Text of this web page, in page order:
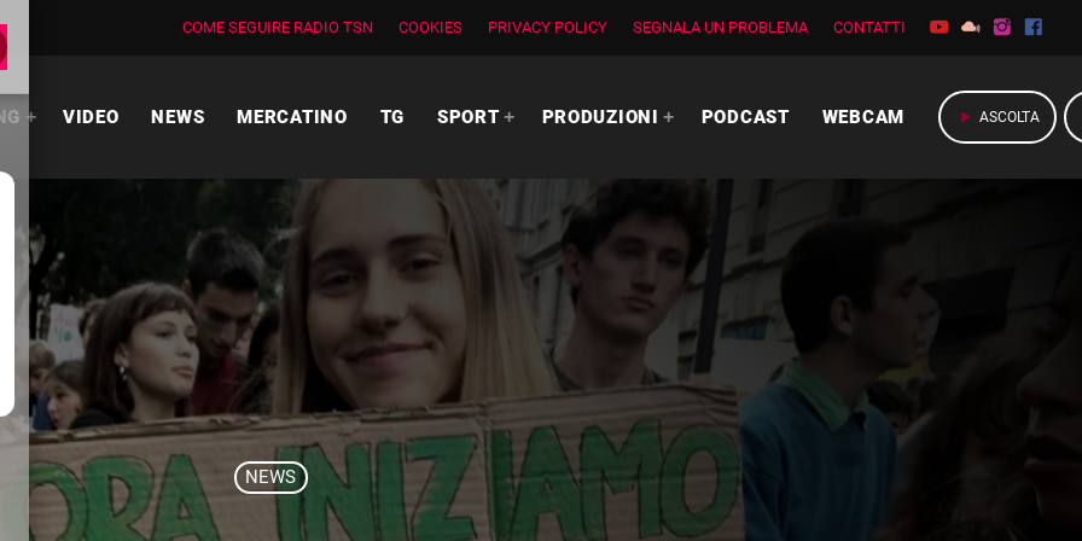
COME SEGUIRE RADIO TSN COOKIES PRIVACY POLICY SEGNALA UN PROBLEMA CONTATTI
VIDEO NEWS MERCATINO TG SPORT PRODUZIONI PODCAST WEBCAM play_arrow ASCOLTA
NEWS